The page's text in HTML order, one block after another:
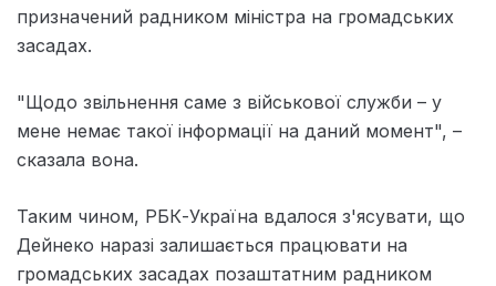
призначений радником міністра на громадських
засадах.
"Щодо звільнення саме з військової служби – у
мене немає такої інформації на даний момент", –
сказала вона.
Таким чином, РБК-Україна вдалося з'ясувати, що
Дейнеко наразі залишається працювати на
громадських засадах позаштатним радником